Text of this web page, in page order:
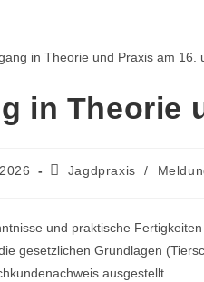
in Theorie
Jagdpraxis /
und praktische
gesetzlichen Grundlagen
ausgestellt.